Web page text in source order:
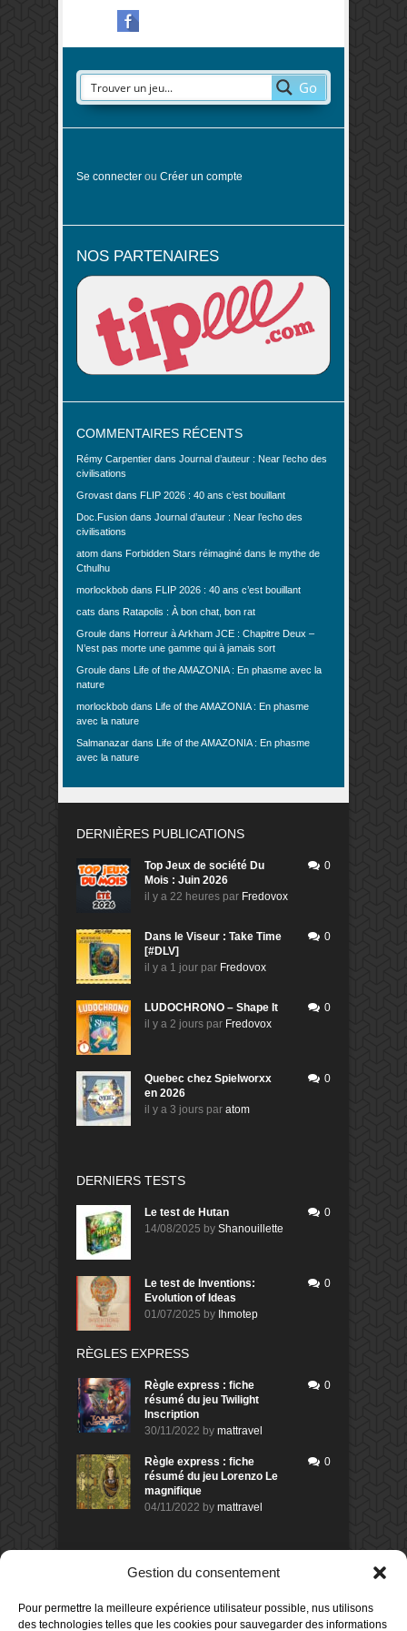
Gestion du consentement
Pour permettre la meilleure expérience utilisateur possible, nus utilisons
des technologies telles que les cookies pour sauvegarder des informations
Go
Se connecter ou Créer un compte
NOS PARTENAIRES
COMMENTAIRES RÉCENTS
Rémy Carpentier dans Journal d’auteur : Near l’echo des
civilisations
Grovast dans FLIP 2026 : 40 ans c’est bouillant
Doc.Fusion dans Journal d’auteur : Near l’echo des
civilisations
atom dans Forbidden Stars réimaginé dans le mythe de
Cthulhu
morlockbob dans FLIP 2026 : 40 ans c’est bouillant
cats dans Ratapolis : À bon chat, bon rat
Groule dans Horreur à Arkham JCE : Chapitre Deux –
N’est pas morte une gamme qui à jamais sort
Groule dans Life of the AMAZONIA : En phasme avec la
nature
morlockbob dans Life of the AMAZONIA : En phasme
avec la nature
Salmanazar dans Life of the AMAZONIA : En phasme
avec la nature
DERNIÈRES PUBLICATIONS
Top Jeux de société Du
Mois : Juin 2026
il y a 22 heures par Fredovox
0
Dans le Viseur : Take Time
[#DLV]
il y a 1 jour par Fredovox
0
LUDOCHRONO – Shape It
il y a 2 jours par Fredovox
0
Quebec chez Spielworxx
en 2026
il y a 3 jours par atom
0
DERNIERS TESTS
Le test de Hutan
14/08/2025 by Shanouillette
0
Le test de Inventions:
Evolution of Ideas
01/07/2025 by Ihmotep
0
RÈGLES EXPRESS
Règle express : fiche
résumé du jeu Twilight
Inscription
30/11/2022 by mattravel
0
Règle express : fiche
résumé du jeu Lorenzo Le
magnifique
04/11/2022 by mattravel
0
DERNIERS AVIS DES MEMBRES
Avis de
Sur le jeu Collect!